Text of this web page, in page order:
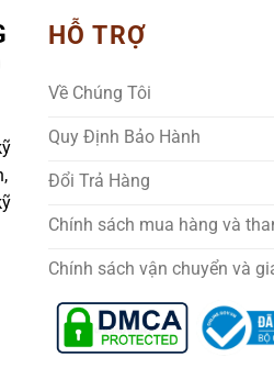
HỖ TRỢ
Về Chúng Tôi
Quy Định Bảo Hành
Đổi Trả Hàng
Chính sách mua hàng và
Chính sách vận chuyển và